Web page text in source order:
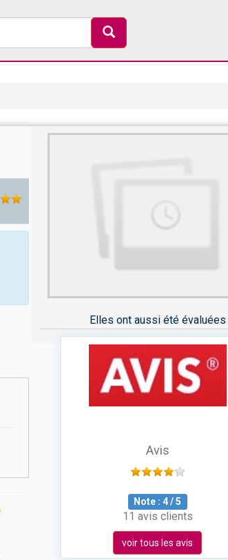
Elles ont aussi été évaluées
Avis
Note : 4/5
11 avis clients
voir tous les avis